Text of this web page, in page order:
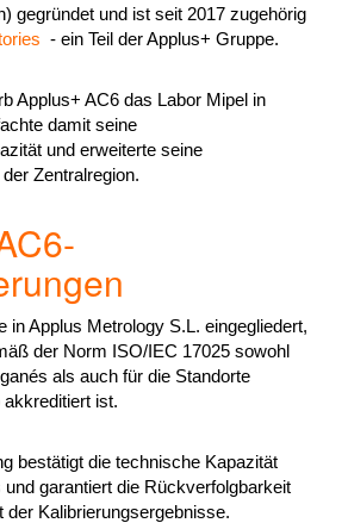
gegründet und ist seit 2017 zugehörig
- ein Teil der Applus+ Gruppe.
Applus+ AC6 das Labor Mipel in
damit seine
und erweiterte seine
Zentralregion.
in Applus Metrology S.L. eingegliedert,
der Norm ISO/IEC 17025 sowohl
als auch für die Standorte
ist.
bestätigt die technische Kapazität
garantiert die Rückverfolgbarkeit
der Kalibrierungsergebnisse.